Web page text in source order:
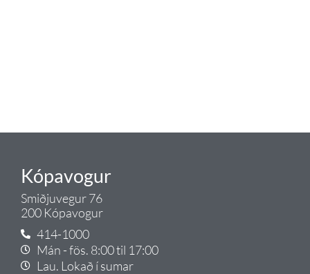
Kópavogur
Smiðjuvegur 76
200 Kópavogur
414-1000
Mán - fös. 8:00 til 17:00
Lau. Lokað í sumar